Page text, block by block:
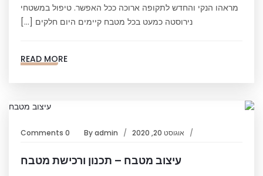
מראהו הנקי והחדש לתקופה ארוכה ככל האפשר. טיפול במשטחי
נירוסטה כמעט בכל מטבח קיימים היום חלקים […]
READ MORE
אוגוסט 20, 2020 Byadmin
0 Comments
עיצוב מטבח – תכנון ורכישת מטבח